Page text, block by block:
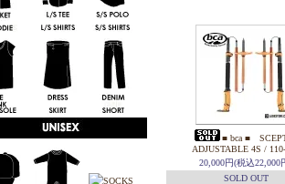
■ bca ■
ADJUSTABLE 4S /
20,000円(税込22,000
SOLD OUT